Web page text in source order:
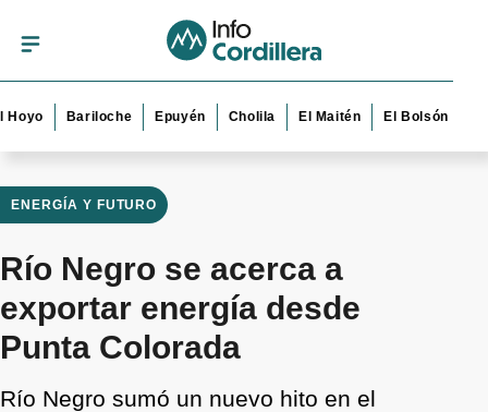
Bariloche Epuyén Cholila El Maitén El Bolsón Esquel
ENERGÍA Y FUTURO
Río Negro se acerca a
exportar energía desde
Punta Colorada
Río Negro sumó un nuevo hito en el